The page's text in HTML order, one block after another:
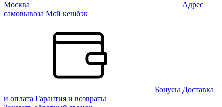
Москва
Адрес
самовывоза Мой кешбэк
Бонусы Доставка
и оплата Гарантия и возвраты